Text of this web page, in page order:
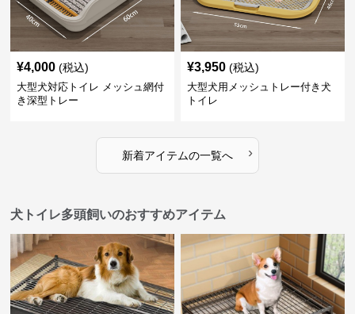
¥4,000 (税込)
大型犬対応トイレ メッシュ網付
き深型トレー
¥3,950 (税込)
大型犬用メッシュトレー付き犬
トイレ
新着アイテムの一覧へ ›
犬トイレ多頭飼いのおすすめアイテム